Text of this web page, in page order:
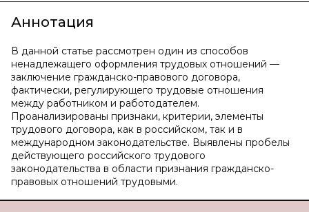
Аннотация
В данной статье рассмотрен один из способов
ненадлежащего оформления трудовых отношений —
заключение гражданско-правового договора,
фактически, регулирующего трудовые отношения
между работником и работодателем.
Проанализированы признаки, критерии, элементы
трудового договора, как в российском, так и в
международном законодательстве. Выявлены пробелы
действующего российского трудового
законодательства в области признания гражданско-
правовых отношений трудовыми.